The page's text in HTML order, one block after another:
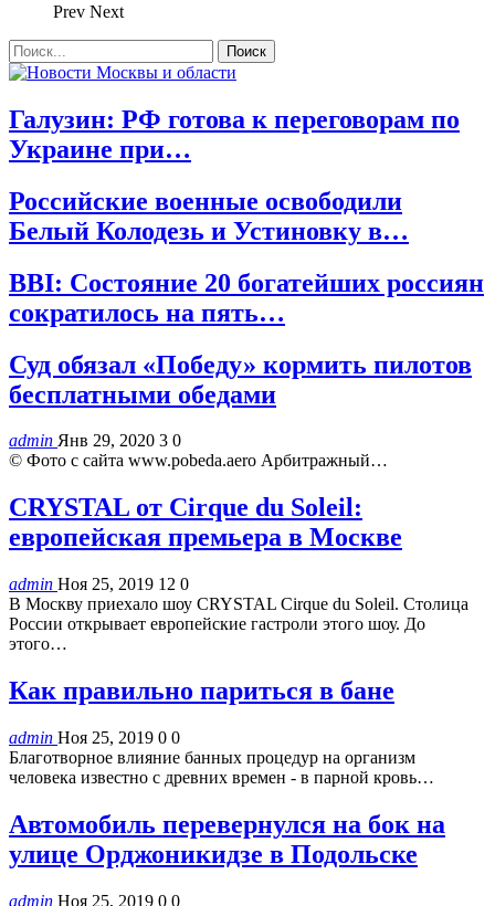
Prev Next
Галузин: РФ готова к переговорам по
Украине при…
Российские военные освободили
Белый Колодезь и Устиновку в…
BBI: Состояние 20 богатейших россиян
сократилось на пять…
Суд обязал «Победу» кормить пилотов
бесплатными обедами
admin Янв 29, 2020 3 0
© Фото с сайта www.pobeda.aero Арбитражный…
CRYSTAL от Cirque du Soleil:
европейская премьера в Москве
admin Ноя 25, 2019 12 0
В Москву приехало шоу CRYSTAL Cirque du Soleil. Столица
России открывает европейские гастроли этого шоу. До
этого…
Как правильно париться в бане
admin Ноя 25, 2019 0 0
Благотворное влияние банных процедур на организм
человека известно с древних времен - в парной кровь…
Автомобиль перевернулся на бок на
улице Орджоникидзе в Подольске
admin Ноя 25, 2019 0 0